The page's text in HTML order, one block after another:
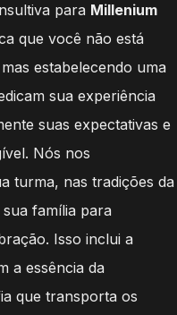
para Millenium
que você não está
estabelecendo uma
sua experiência
suas expectativas e
Nós nos
turma, nas tradições da
família para
Isso inclui a
a essência da
que transporta os